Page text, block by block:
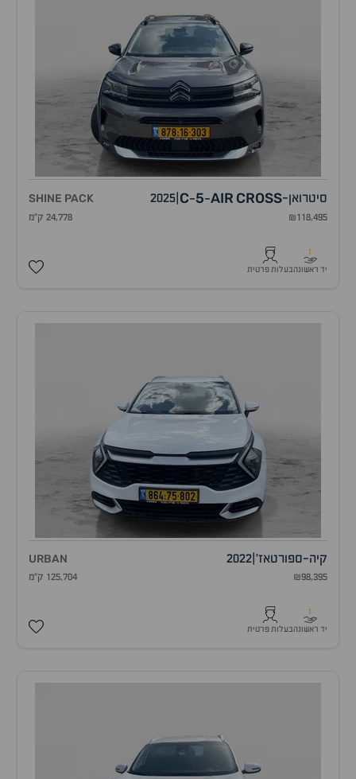
סיטרואן-
C-5-AIR CROSS
2025
SHINE PACK
₪118,495 24,778 ק"מ
1
יד ראשונהבעלות פרטית
קיה-ספורטאז' 2022
URBAN
₪98,395 125,704 ק"מ
1
יד ראשונהבעלות פרטית